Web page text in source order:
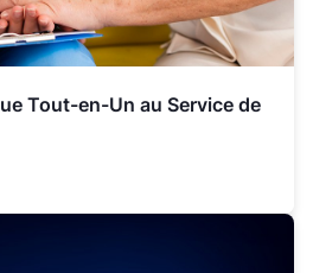
Tout-en-Un au Service de